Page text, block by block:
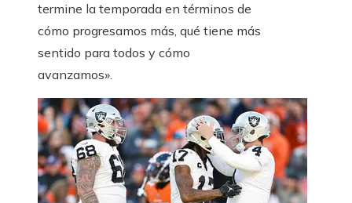
termine la temporada en términos de
cómo progresamos más, qué tiene más
sentido para todos y cómo
avanzamos».